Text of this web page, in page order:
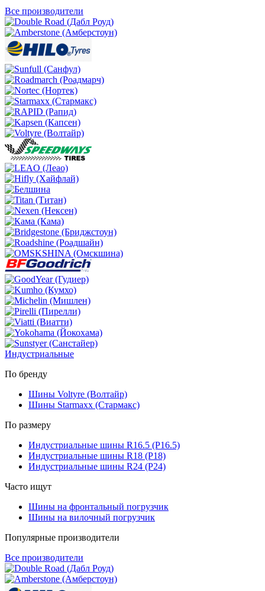
Все производители
Индустриальные
По бренду
Шины Voltyre (Волтайр)
Шины Starmaxx (Стармакс)
По размеру
Индустриальные шины R16.5 (Р16.5)
Индустриальные шины R18 (Р18)
Индустриальные шины R24 (Р24)
Часто ищут
Шины на фронтальный погрузчик
Шины на вилочный погрузчик
Популярные производители
Все производители